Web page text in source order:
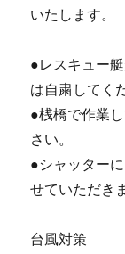
いたします。
●レスキュー
は自粛してく
●桟橋で作業
さい。
●シャッター
せていただき
台風対策